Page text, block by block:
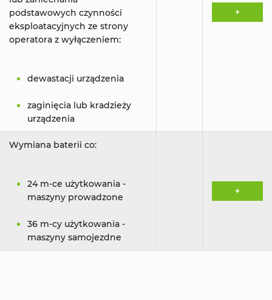
podstawowych czynności
eksploatacyjnych ze strony
operatora z wyłączeniem:
dewastacji urządzenia
zaginięcia lub kradzieży
urządzenia
+
Wymiana baterii co:
24 m-ce użytkowania -
maszyny prowadzone
36 m-cy użytkowania -
maszyny samojezdne
+